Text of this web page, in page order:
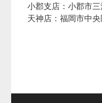
小郡支店：小郡市
天神店：福岡市中